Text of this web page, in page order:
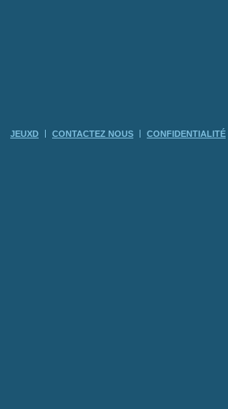
JEUXD CONTACTEZ NOUS CONFIDENTIALITÉ